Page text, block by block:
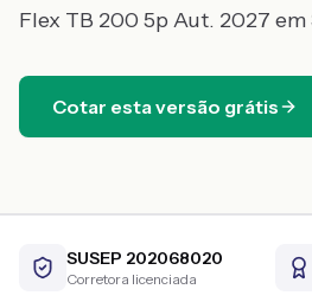
Flex TB 200 5p Aut. 2027 em
Cotar esta versão grátis
SUSEP 202068020
Corretora licenciada